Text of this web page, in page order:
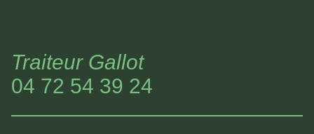
Traiteur Gallot
04 72 54 39 24